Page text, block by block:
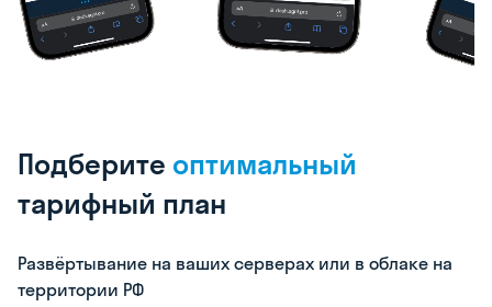
Подберите оптимальный
тарифный план
Развёртывание на ваших серверах или в облаке на
территории РФ